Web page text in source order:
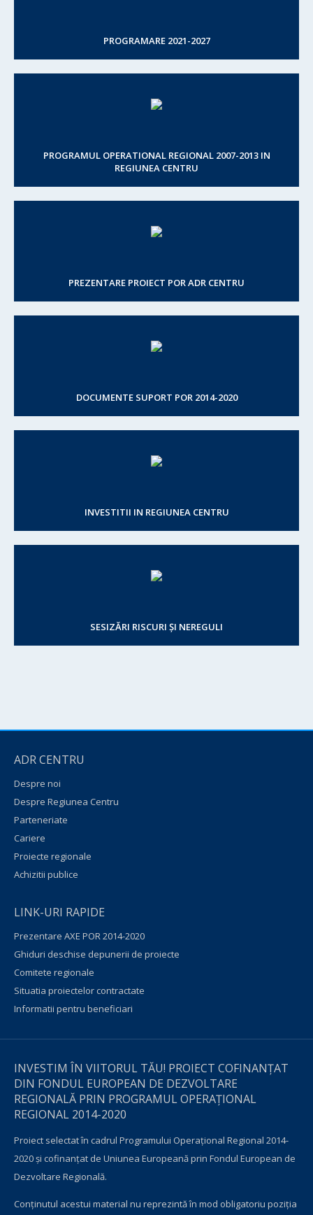
PROGRAMARE 2021-2027
PROGRAMUL OPERATIONAL REGIONAL 2007-2013 IN
REGIUNEA CENTRU
PREZENTARE PROIECT POR ADR CENTRU
DOCUMENTE SUPORT POR 2014-2020
INVESTITII IN REGIUNEA CENTRU
SESIZĂRI RISCURI ȘI NEREGULI
ADR CENTRU
Despre noi
Despre Regiunea Centru
Parteneriate
Cariere
Proiecte regionale
Achizitii publice
LINK-URI RAPIDE
Prezentare AXE POR 2014-2020
Ghiduri deschise depunerii de proiecte
Comitete regionale
Situatia proiectelor contractate
Informatii pentru beneficiari
INVESTIM ÎN VIITORUL TĂU! PROIECT COFINANȚAT
DIN FONDUL EUROPEAN DE DEZVOLTARE
REGIONALĂ PRIN PROGRAMUL OPERAŢIONAL
REGIONAL 2014-2020
Proiect selectat în cadrul Programului Operațional Regional 2014-
2020 și cofinanțat de Uniunea Europeană prin Fondul European de
Dezvoltare Regională.
Conţinutul acestui material nu reprezintă în mod obligatoriu poziţia